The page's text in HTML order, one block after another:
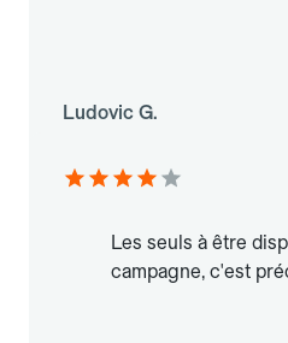
Ludovic G.
Les seuls à être
campagne, c'est